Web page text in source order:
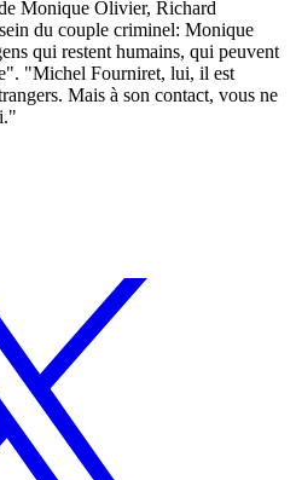
Monique Olivier, Richard
du couple criminel: Monique
qui restent humains, qui peuvent
"Michel Fourniret, lui, il est
Mais à son contact, vous ne